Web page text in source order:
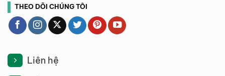
THEO DÕI CHÚNG TÔI
Liên hệ